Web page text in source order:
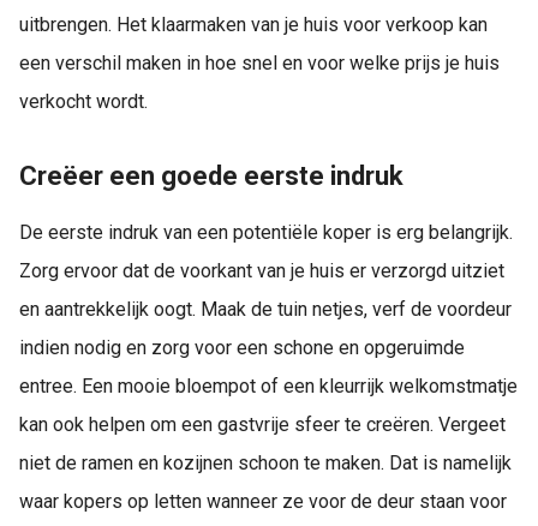
uitbrengen. Het klaarmaken van je huis voor verkoop kan
een verschil maken in hoe snel en voor welke prijs je huis
verkocht wordt.
Creëer een goede eerste indruk
De eerste indruk van een potentiële koper is erg belangrijk.
Zorg ervoor dat de voorkant van je huis er verzorgd uitziet
en aantrekkelijk oogt. Maak de tuin netjes, verf de voordeur
indien nodig en zorg voor een schone en opgeruimde
entree. Een mooie bloempot of een kleurrijk welkomstmatje
kan ook helpen om een gastvrije sfeer te creëren. Vergeet
niet de ramen en kozijnen schoon te maken. Dat is namelijk
waar kopers op letten wanneer ze voor de deur staan voor